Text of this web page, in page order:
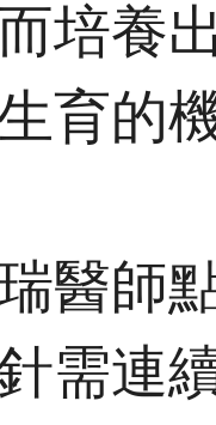
培養
育的
醫師
需連